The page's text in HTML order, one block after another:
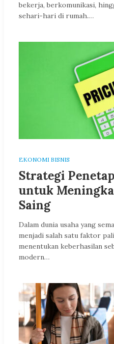
bekerja, berkomunikasi,
sehari-hari di rumah.…
EKONOMI BISNIS
Strategi
untuk
Saing
Dalam dunia usaha yang
menjadi salah satu faktor
menentukan keberhasilan
modern…